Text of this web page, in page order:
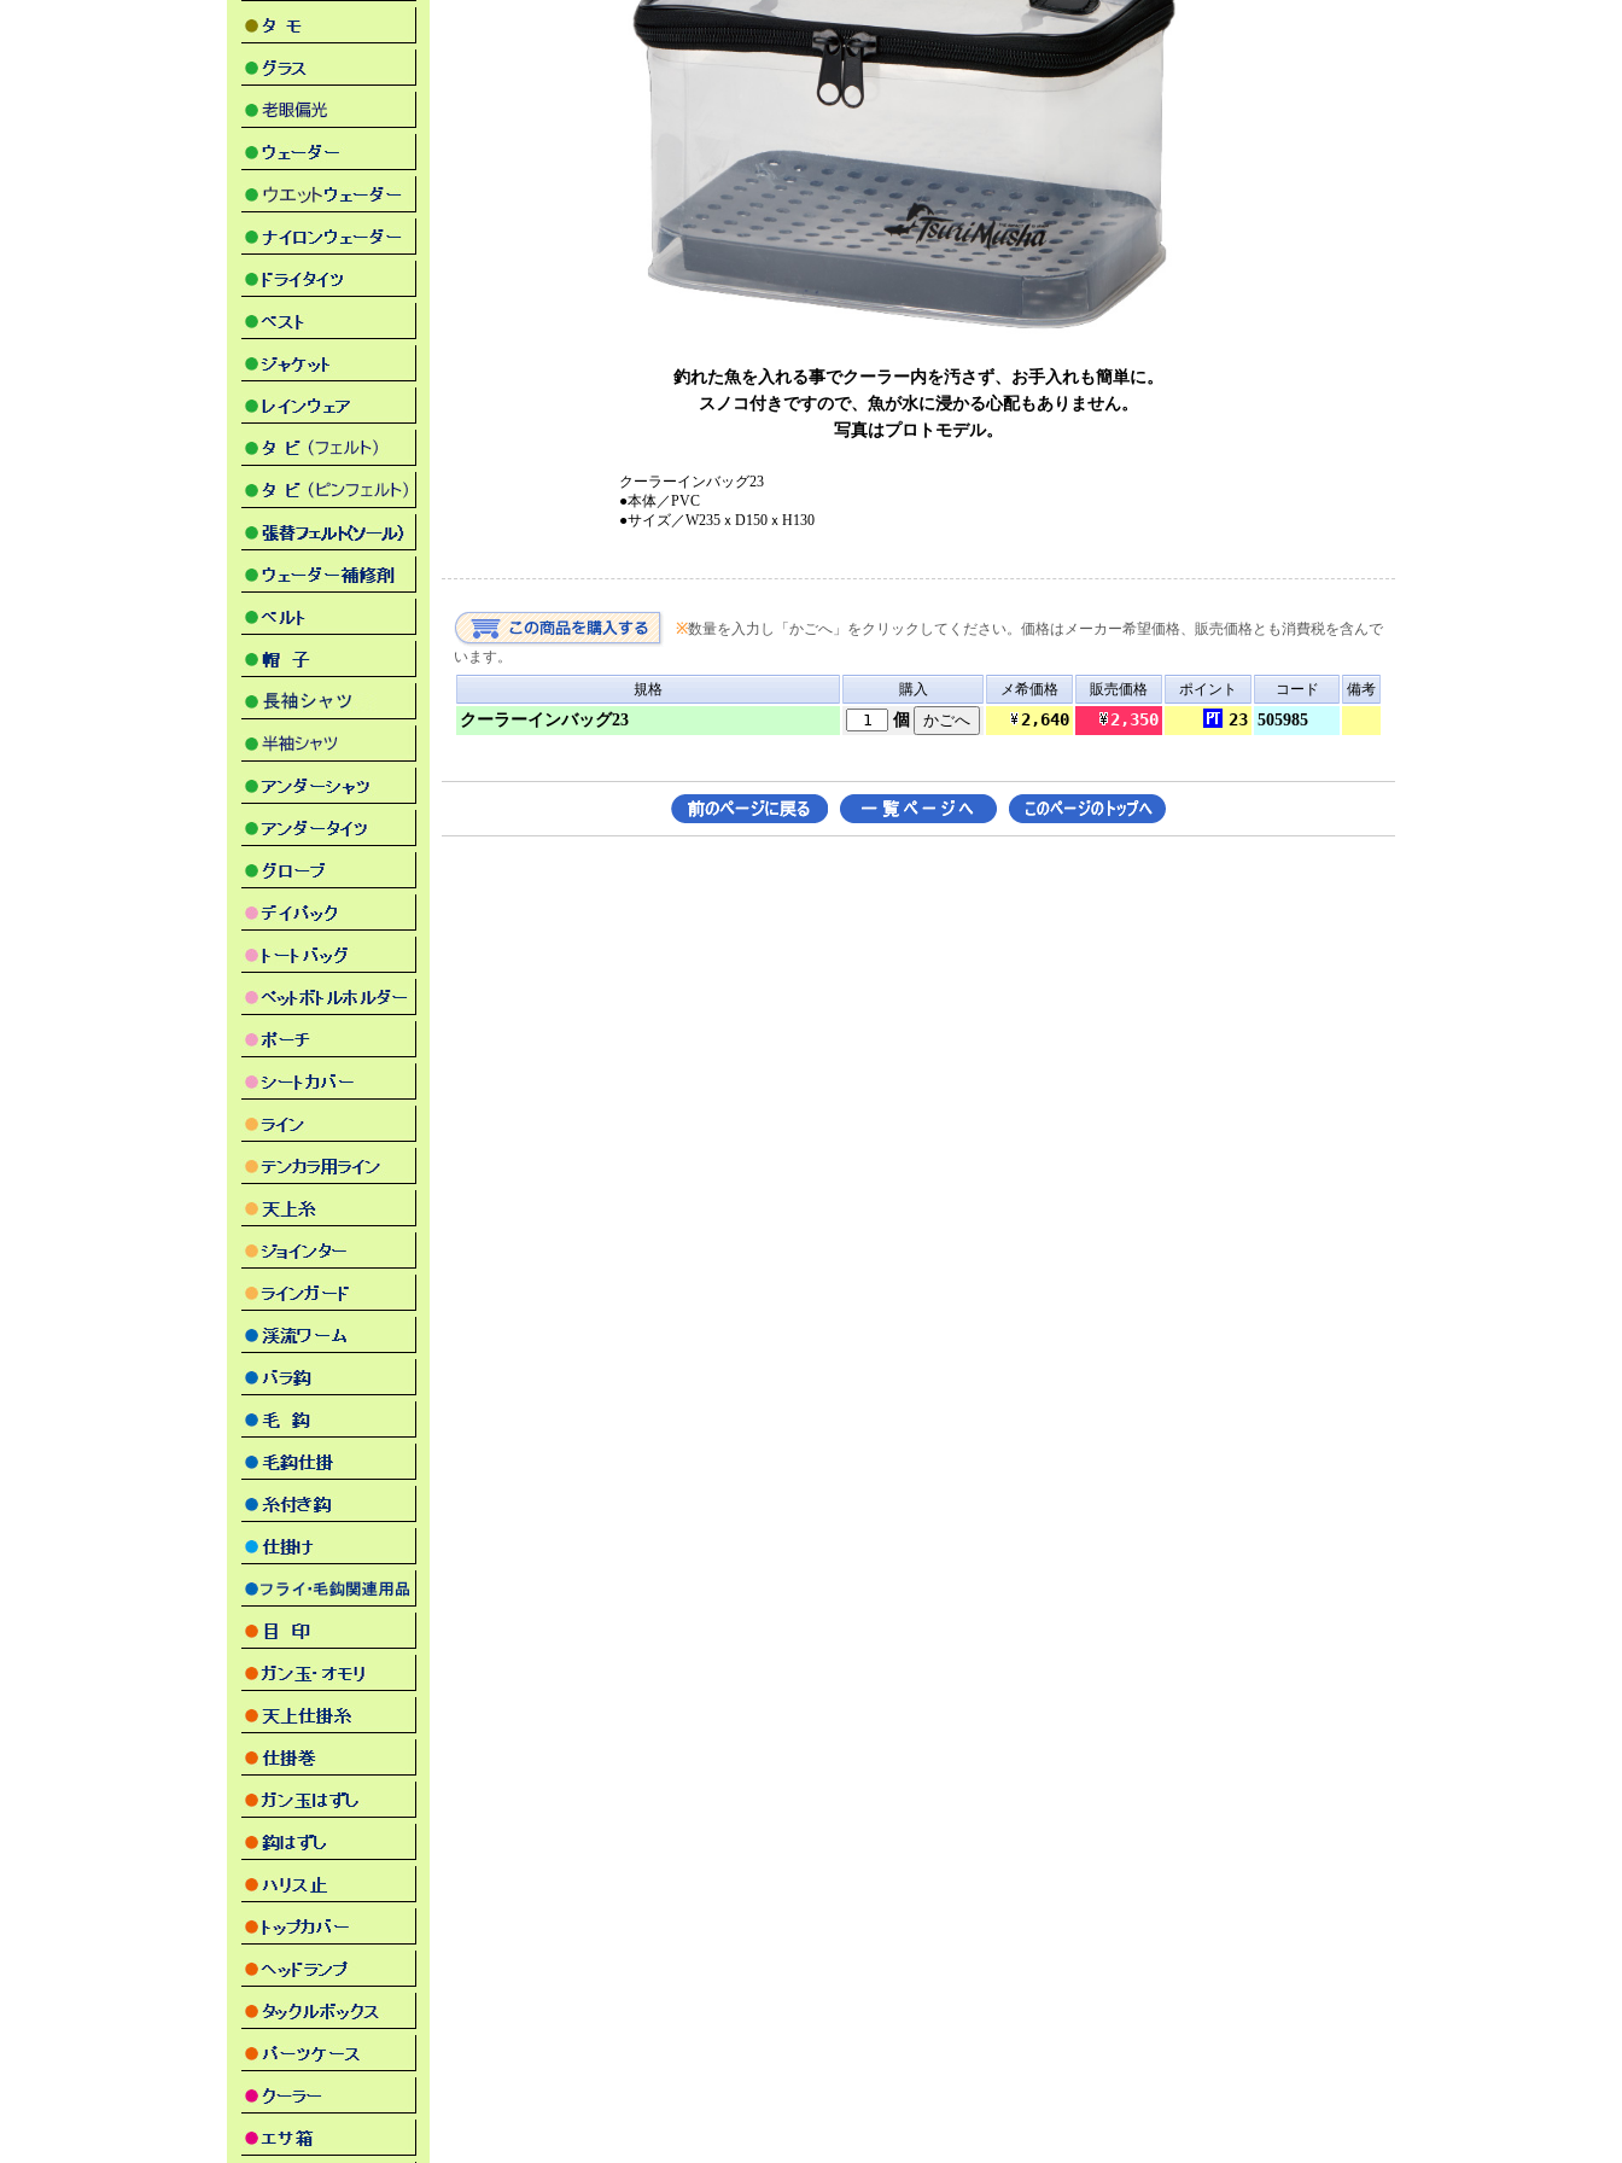
釣れた魚を入れる事でクーラー内を汚さず、お手入れも簡単に。
スノコ付きですので、魚が水に浸かる心配もありません。
写真はプロトモデル。
クーラーインバッグ23
●本体／PVC
●サイズ／W235ｘD150ｘH130
※数量を入力し「かごへ」をクリックしてください。価格はメーカー希望価格、販売価格とも消費税を含んで
います。
規格
購入 メ希価格 販売価格 ポイント コード 備考
クーラーインバッグ23 個 2,640 2,350 23 505985